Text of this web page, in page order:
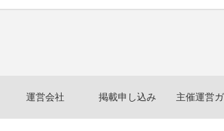
運営会社 掲載申し込み 主催運営